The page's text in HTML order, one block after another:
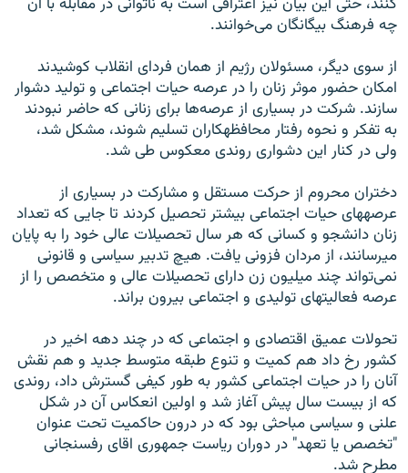
کنند، حتی اين بيان نيز اعترافی است به ناتوانی در مقابله با آن
چه فرهنگ بيگانگان می‌خوانند.
از سوی ديگر، مسئولان رژيم از همان فردای انقلاب کوشيدند
امکان حضور موثر زنان را در عرصه حيات اجتماعی و توليد دشوار
سازند. شرکت در بسياری از عرصه‌ها برای زنانی که حاضر نبودند
به تفکر و نحوه رفتار محافظه‏کاران تسليم شوند، مشکل شد،
ولی در کنار اين دشواری روندی معکوس طی شد.
دختران محروم از حرکت مستقل و مشارکت در بسياری از
عرصه‏های حيات اجتماعی بيشتر تحصيل کردند تا جايی ‏که تعداد
زنان دانشجو و کسانی که هر سال تحصيلات عالی خود را به پايان
می‏رسانند، از مردان فزونی يافت. هيچ تدبير سياسی و قانونی
نمی‌تواند چند ميليون زن دارای تحصيلات عالی و متخصص را از
عرصه فعاليت‏های توليدی و اجتماعی بيرون براند.
تحولات عميق اقتصادی و اجتماعی که در چند دهه اخير در
کشور رخ داد هم کميت و تنوع طبقه متوسط جديد و هم نقش
آنان را در حيات اجتماعی کشور به طور کيفی گسترش داد، روندی
که از بيست سال پيش آغاز شد و اولين انعکاس آن در شکل
علنی و سياسی مباحثی بود که در درون حاکميت تحت عنوان
"تخصص يا تعهد" در دوران رياست جمهوری اقای رفسنجانی
مطرح شد.